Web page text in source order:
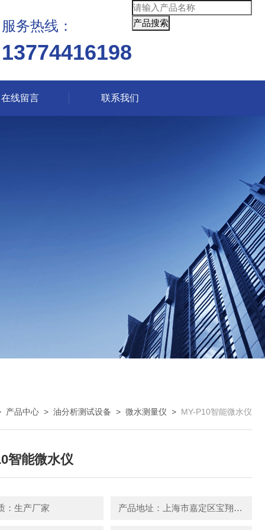
服务热线：
13774416198
在线留言 联系我们
产品中心 > 油分析测试设备 > 微水测量仪 > MY-P10智能微水仪
智能微水仪
：生产厂家 产品地址：上海市嘉定区宝翔路158号